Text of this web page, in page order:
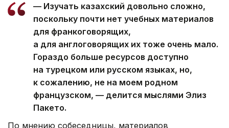
— Изучать казахский довольно сложно,
поскольку почти нет учебных материалов
для франкоговорящих,
а для англоговорящих их тоже очень мало.
Гораздо больше ресурсов доступно
на турецком или русском языках, но,
к сожалению, не на моем родном
французском, — делится мыслями Элиз
Пакето.
По мнению собеседницы, материалов